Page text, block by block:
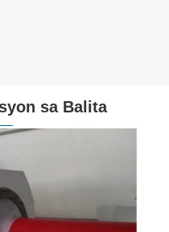
sa Balita